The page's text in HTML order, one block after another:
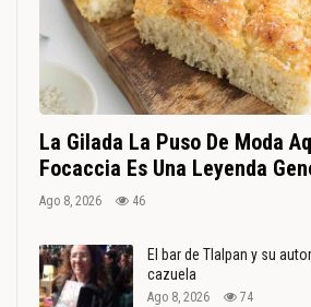
La Gilada La Puso De Moda
Focaccia Es Una Leyenda
Ago 8, 2026 46
El bar de Tlalpan y su
cazuela
Ago 8, 2026 74